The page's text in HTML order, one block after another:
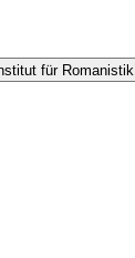
für Romanistik